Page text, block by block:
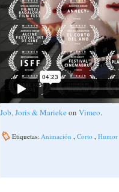
Job, Joris & Marieke on Vimeo.
Etiquetas: Animación Corto Humor